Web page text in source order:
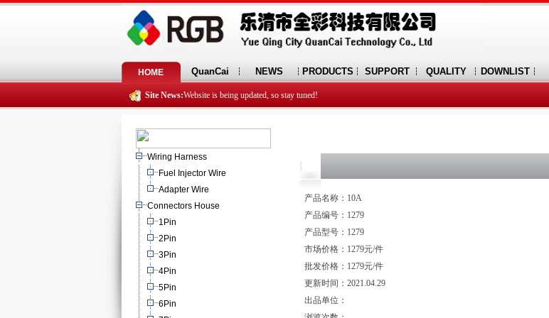
HOME QuanCai NEWS PRODUCTS SUPPORT QUALITY DOWNLIST
Site News:Website is being updated, so stay tuned!
Wiring Harness
Fuel Injector Wire
Adapter Wire
Connectors House
1Pin
2Pin
3Pin
4Pin
5Pin
6Pin
产品名称：10A
产品编号：1279
产品型号：1279
市场价格：1279元/件
批发价格：1279元/件
更新时间：2021.04.29
出品单位：